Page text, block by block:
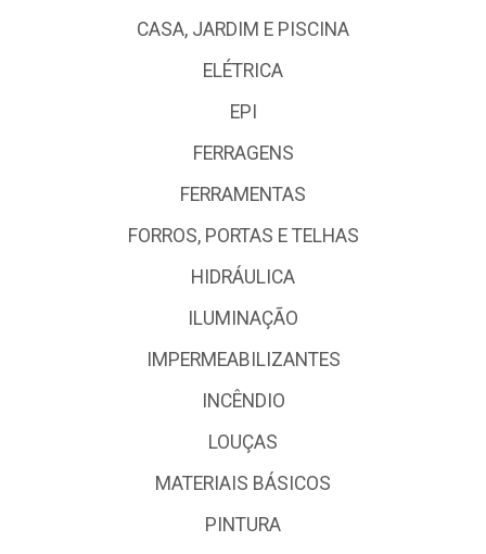
CASA, JARDIM E PISCINA
ELÉTRICA
EPI
FERRAGENS
FERRAMENTAS
FORROS, PORTAS E TELHAS
HIDRÁULICA
ILUMINAÇÃO
IMPERMEABILIZANTES
INCÊNDIO
LOUÇAS
MATERIAIS BÁSICOS
PINTURA